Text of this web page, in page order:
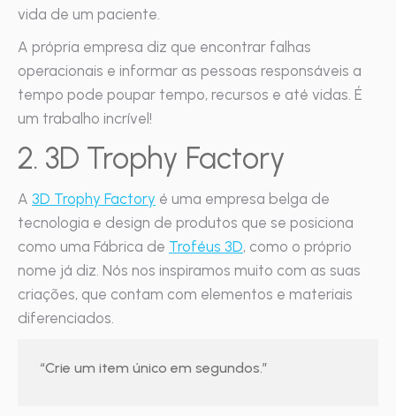
vida de um paciente.
A própria empresa diz que encontrar falhas
operacionais e informar as pessoas responsáveis a
tempo pode poupar tempo, recursos e até vidas. É
um trabalho incrível!
2. 3D Trophy Factory
A 3D Trophy Factory é uma empresa belga de
tecnologia e design de produtos que se posiciona
como uma Fábrica de Troféus 3D, como o próprio
nome já diz. Nós nos inspiramos muito com as suas
criações, que contam com elementos e materiais
diferenciados.
“Crie um item único em segundos.”